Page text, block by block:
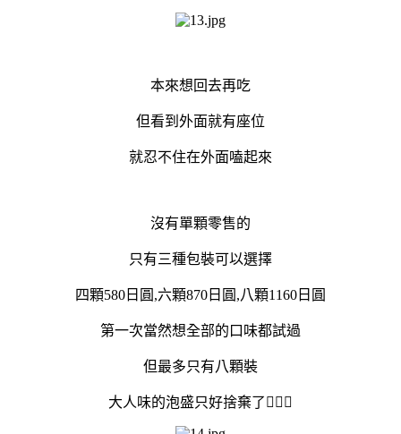
本來想回去再吃
但看到外面就有座位
就忍不住在外面嗑起來
沒有單顆零售的
只有三種包裝可以選擇
四顆580日圓,六顆870日圓,八顆1160日圓
第一次當然想全部的口味都試過
但最多只有八顆裝
大人味的泡盛只好捨棄了🙅🏻‍♀️